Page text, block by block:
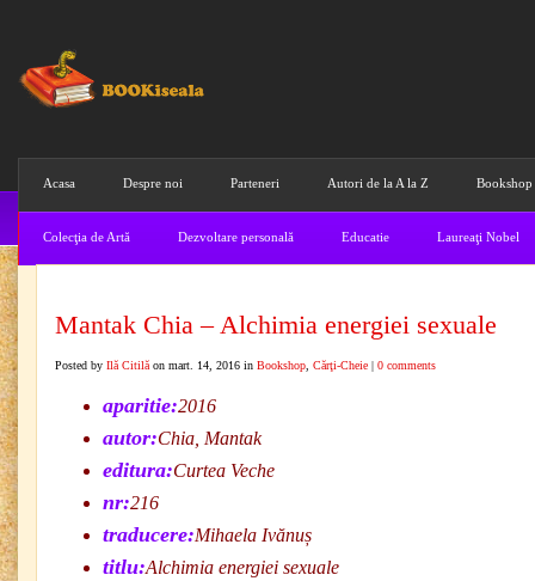
Acasa Despre noi Parteneri Autori de la A la Z Bookshop
Colecţia de Artă Dezvoltare personală Educatie Laureaţi Nobel
Mantak Chia – Alchimia energiei sexuale
Posted by Ilă Citilă on mart. 14, 2016 in Bookshop Cărţi-Cheie | 0 comments
aparitie:2016
autor:Chia, Mantak
editura:Curtea Veche
nr:216
traducere:Mihaela Ivănuș
titlu:Alchimia energiei sexuale